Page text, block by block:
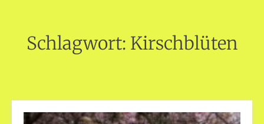
Schlagwort: Kirschblüten